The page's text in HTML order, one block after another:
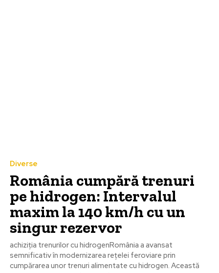
Diverse
România cumpără trenuri
pe hidrogen: Intervalul
maxim la 140 km/h cu un
singur rezervor
achiziția trenurilor cu hidrogenRomânia a avansat
semnificativ în modernizarea rețelei feroviare prin
cumpărarea unor trenuri alimentate cu hidrogen. Această